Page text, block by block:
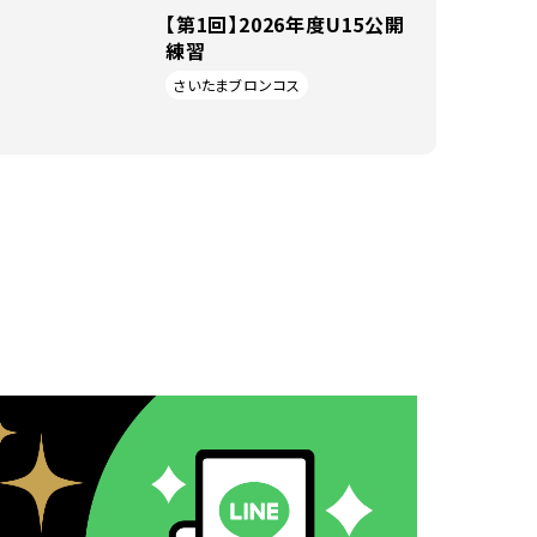
【第1回】2026年度U15公開
練習
さいたまブロンコス